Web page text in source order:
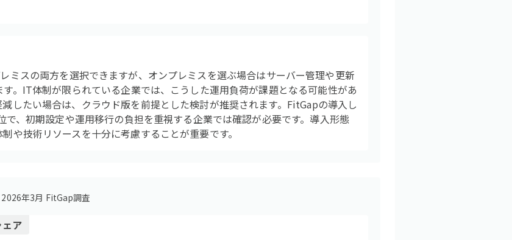
ミスの両方を選択できますが、オンプレミスを選ぶ場合はサーバー管理や更新
。IT体制が限られている企業では、こうした運用負荷が課題となる可能性があ
したい場合は、クラウド版を前提とした検討が推奨されます。FitGapの導入し
、初期設定や運用移行の負担を重視する企業では確認が必要です。導入形態
や技術リソースを十分に考慮することが重要です。
2026年3月 FitGap調査
ア